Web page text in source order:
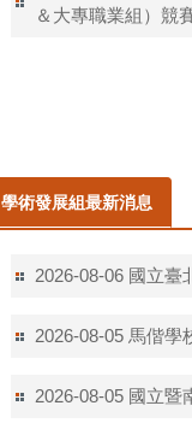
＆大專職業組）競
學術發展組最新消息
2026-08-06 國立臺
2026-08-05馬偕學
2026-08-05 國立暨